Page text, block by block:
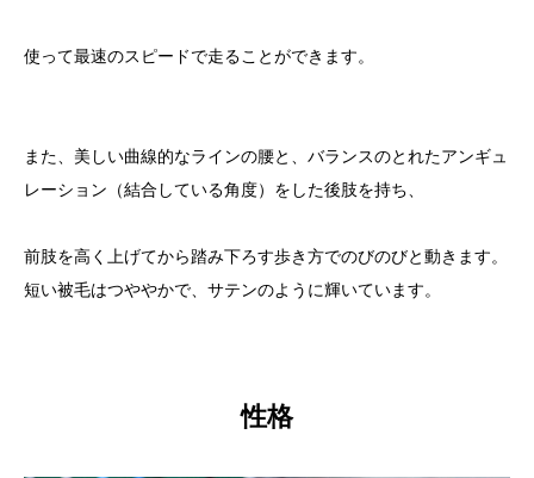
使って最速のスピードで走ることができます。
また、美しい曲線的なラインの腰と、バランスのとれたアンギュ
レーション（結合している角度）をした後肢を持ち、
前肢を高く上げてから踏み下ろす歩き方でのびのびと動きます。
短い被毛はつややかで、サテンのように輝いています。
性格